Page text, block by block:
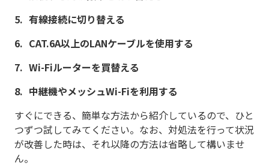
有線接続に切り替える
CAT.6A以上のLANケーブルを使用する
Wi-Fiルーターを買替える
中継機やメッシュWi-Fiを利用する
すぐにできる、簡単な方法から紹介しているので、ひと
つずつ試してみてください。なお、対処法を行って状況
が改善した時は、それ以降の方法は省略して構いませ
ん。